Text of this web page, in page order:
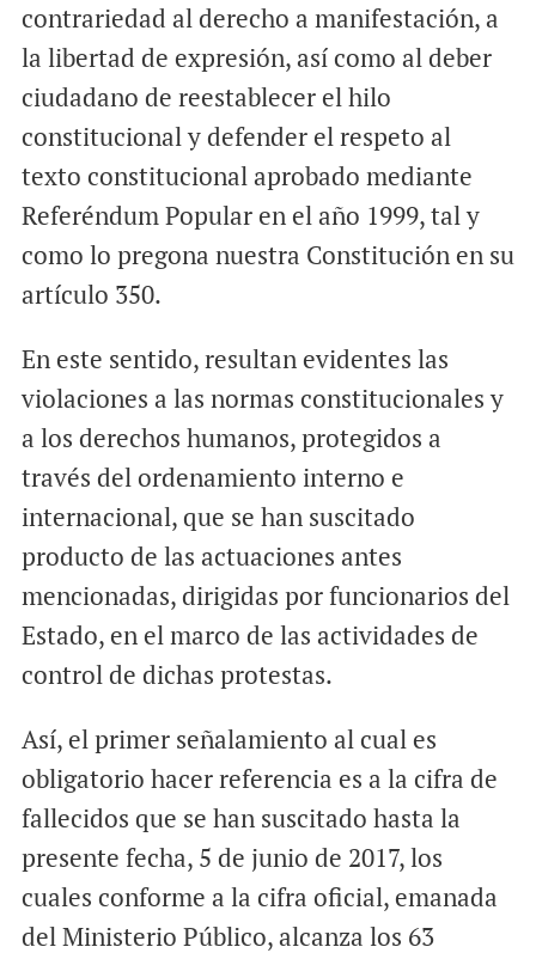
contrariedad al derecho a manifestación, a
la libertad de expresión, así como al deber
ciudadano de reestablecer el hilo
constitucional y defender el respeto al
texto constitucional aprobado mediante
Referéndum Popular en el año 1999, tal y
como lo pregona nuestra Constitución en su
artículo 350.
En este sentido, resultan evidentes las
violaciones a las normas constitucionales y
a los derechos humanos, protegidos a
través del ordenamiento interno e
internacional, que se han suscitado
producto de las actuaciones antes
mencionadas, dirigidas por funcionarios del
Estado, en el marco de las actividades de
control de dichas protestas.
Así, el primer señalamiento al cual es
obligatorio hacer referencia es a la cifra de
fallecidos que se han suscitado hasta la
presente fecha, 5 de junio de 2017, los
cuales conforme a la cifra oficial, emanada
del Ministerio Público, alcanza los 63